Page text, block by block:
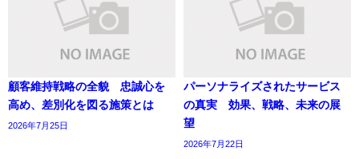
顧客維持戦略の全貌 忠誠心を
高め、差別化を図る施策とは
2026年7月25日
パーソナライズされたサービス
の真実 効果、戦略、未来の展
望
2026年7月22日